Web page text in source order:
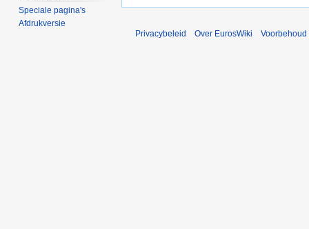
Speciale pagina's
Afdrukversie
Privacybeleid
Over EurosWiki Voorbehoud